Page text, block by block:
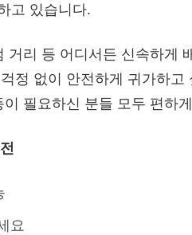
고 있습니다.
리 등 어디서든 신속하게
정 없이 안전하게 귀가하고
이 필요하신 분들 모두 편하
요